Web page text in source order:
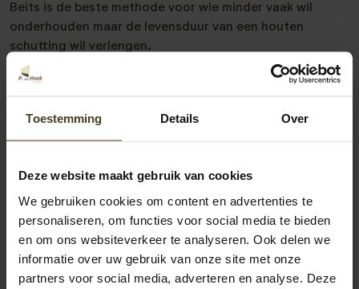
Toestemming Details Over
Deze website maakt gebruik van cookies
We gebruiken cookies om content en advertenties te
personaliseren, om functies voor social media te bieden
en om ons websiteverkeer te analyseren. Ook delen we
informatie over uw gebruik van onze site met onze
partners voor social media, adverteren en analyse. Deze
Beits is de beste methode voor wie minder vaak wil
onderhouden maar de levensduur van een houten
schutting wil verlengen.
onderhoudsvriendelijk en
kleurvast
Composiet bestaat uit houtvezels en kunststof.
onderhoudsvrij. Voor veel mensen is het een praktische
keuze die jaar na jaar mooi blijft.
Composiet schutting schoonmaken